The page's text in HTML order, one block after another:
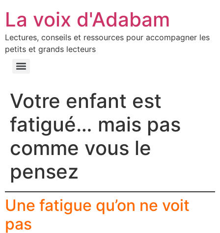
La voix d'Adabam
Lectures, conseils et ressources pour accompagner les
petits et grands lecteurs
Votre enfant est
fatigué… mais pas
comme vous le
pensez
Une fatigue qu’on ne voit
pas